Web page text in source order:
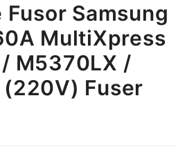
Fusor Samsung
MultiXpress
M5370LX /
Fuser